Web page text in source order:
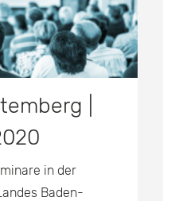
|
in der
Baden-